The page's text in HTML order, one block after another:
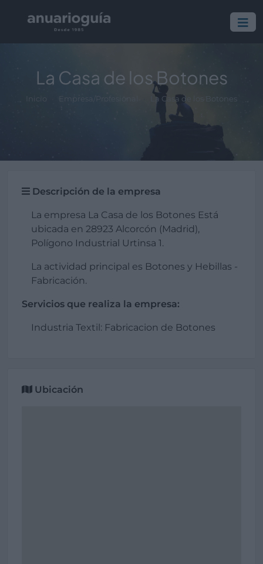
La Casa de los Botones
La Casa de los Botones
Descripción de la empresa
La empresa La Casa de los Botones Está
ubicada en 28923 Alcorcón (Madrid),
Polígono Industrial Urtinsa 1.
La actividad principal es Botones y Hebillas -
Fabricación.
Servicios que realiza la empresa:
Industria Textil: Fabricacion de Botones
Ubicación